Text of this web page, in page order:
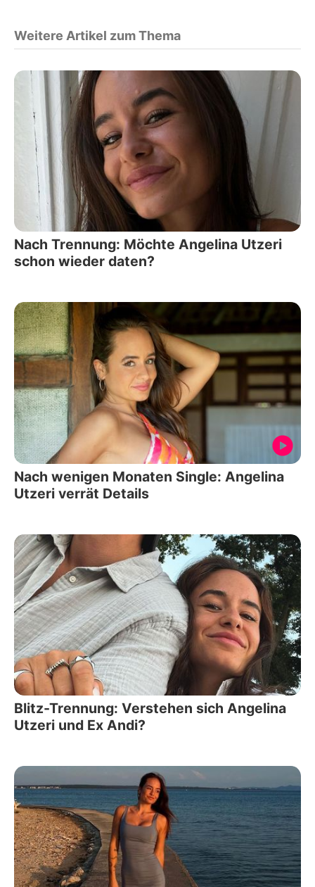
Weitere Artikel zum Thema
Nach Trennung: Möchte Angelina Utzeri
schon wieder daten?
Nach wenigen Monaten Single: Angelina
Utzeri verrät Details
Blitz-Trennung: Verstehen sich Angelina
Utzeri und Ex Andi?